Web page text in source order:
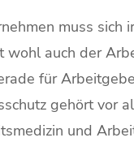
muss
wohl auch der
für
gehört vor
und